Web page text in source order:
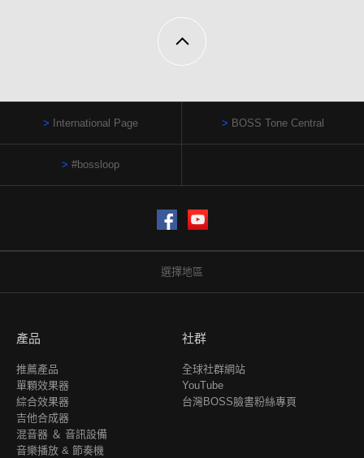
International Page BOSS Tone Central
#bossloop
Facebook
選擇地區
產品
推薦產品
單顆效果器
綜合效果器
吉他合成器
混音器 ＆ 音訊設備
音樂播放 & 節奏機
社群
全球社群網站
YouTube
台灣BOSS臉書粉絲專頁